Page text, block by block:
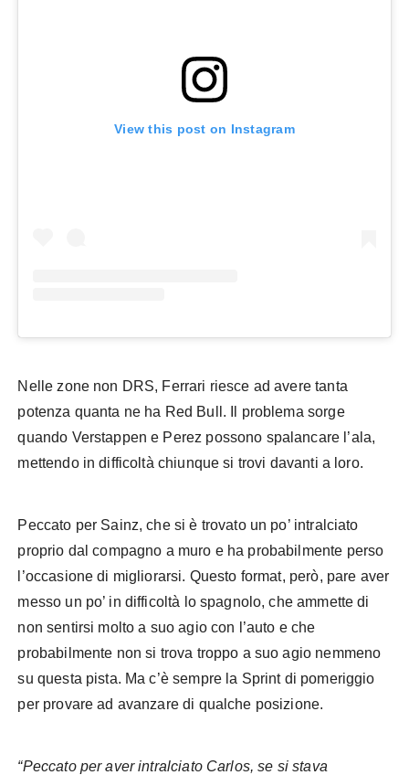
View this post on Instagram
Nelle zone non DRS, Ferrari riesce ad avere tanta
potenza quanta ne ha Red Bull. Il problema sorge
quando Verstappen e Perez possono spalancare l’ala,
mettendo in difficoltà chiunque si trovi davanti a loro.
Peccato per Sainz, che si è trovato un po’ intralciato
proprio dal compagno a muro e ha probabilmente perso
l’occasione di migliorarsi. Questo format, però, pare aver
messo un po’ in difficoltà lo spagnolo, che ammette di
non sentirsi molto a suo agio con l’auto e che
probabilmente non si trova troppo a suo agio nemmeno
su questa pista. Ma c’è sempre la Sprint di pomeriggio
per provare ad avanzare di qualche posizione.
“Peccato per aver intralciato Carlos, se si stava